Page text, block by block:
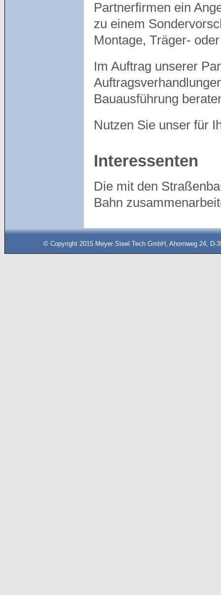
Partnerfirmen ein
zu einem
Montage, Träger-
Im Auftrag unserer
Bauausführung
Nutzen Sie unser für
Interessenten
Die mit den
Bahn
© Copyright 2015 Meyer Steel Tech GmbH, Ahornweg 24, D-